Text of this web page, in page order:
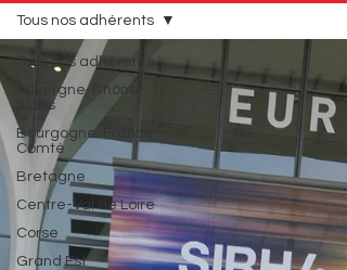
Tous nos adhérents
Auvergne-Rhône-
Alpes
Bourgogne-France-
Comté
Bretagne
Centre-Val de Loire
Corse
Grand Est
Tous nos adhérents